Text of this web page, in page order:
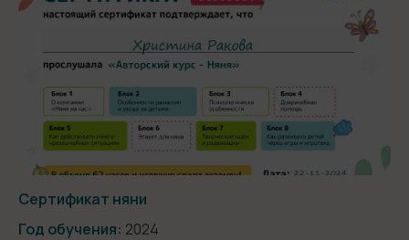
Сертификат няни
Год обучения: 2024